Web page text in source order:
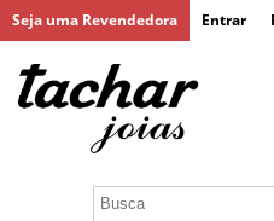
Seja uma Revendedora Entrar